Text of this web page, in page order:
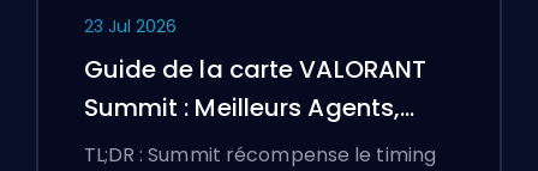
23 Jul 2026
Guide de la carte VALORANT
Summit : Meilleurs Agents,
Callouts et Fumigènes
TL;DR : Summit récompense le timing